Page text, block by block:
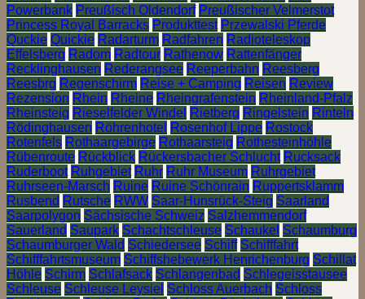
Powerbank Preußisch Oldendorf Preußischer Velmerstot
Princess Royal Barracks Produkttest Przewalski Pferde
Quckie Quickie Radarturm Radfahren Radioteleskop
Effelsberg Radom Radtour Rathenow Rattenfänger
Recklinghausen Rederangsee Reeperbahn Reesberg
Reesbrg Regenschirm Reise + Camping Reisen Review
Rezension Rhein Rheine Rheingrafenstein Rheinland-Pfalz
Rheinsteig Rieselfelder Windel Rietberg Ringelstein Rinteln
Rödinghausen Röhrenhotel Rosenhof Lippe Rostock
Rotenfels Rothaargebirge Rothaarsteig Rothesteinhöhle
Rübenroute Rückblick Rückersbacher Schlucht Rucksack
Ruderboot Ruhgebiet Ruhr Ruhr Museum Ruhrgebiet
Ruhrseen-Marsch Ruine Ruine Schönrain Ruppertsklamm
Rusbend Rutsche RWW Saar-Hunsrück-Steig Saarland
Saarpolygon Sächsische Schweiz Salzhemmendorf
Sauerland Saupark Schachtschleuse Schaukel Schaumburg
Schaumburger Wald Schiedersee Schiff Schifffahrt
Schifffahrtsmuseum Schiffshebewerk Henrichenburg Schillat
Höhle Schirm Schlafsack Schlangenbad Schlegeisstausee
Schleuse Schleuse Leysiel Schloss Auerbach Schloss